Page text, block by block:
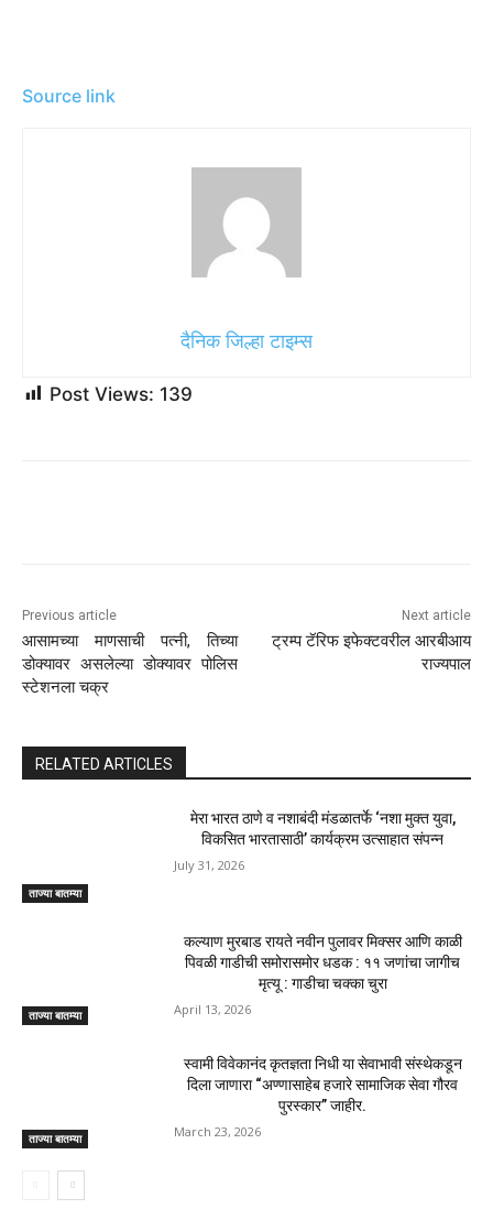
Source link
दैनिक जिल्हा टाइम्स
Post Views: 139
Previous article
आसामच्या माणसाची पत्नी, तिच्या
डोक्यावर असलेल्या डोक्यावर पोलिस
स्टेशनला चक्र
Next article
ट्रम्प टॅरिफ इफेक्टवरील आरबीआय
राज्यपाल
RELATED ARTICLES
ताज्या बातम्या
मेरा भारत ठाणे व नशाबंदी मंडळातर्फे ‘नशा मुक्त युवा,
विकसित भारतासाठी’ कार्यक्रम उत्साहात संपन्न
July 31, 2026
ताज्या बातम्या
कल्याण मुरबाड रायते नवीन पुलावर मिक्सर आणि काळी
पिवळी गाडीची समोरासमोर धडक : ११ जणांचा जागीच
मृत्यू : गाडीचा चक्का चुरा
April 13, 2026
ताज्या बातम्या
स्वामी विवेकानंद कृतज्ञता निधी या सेवाभावी संस्थेकडून
दिला जाणारा “अण्णासाहेब हजारे सामाजिक सेवा गौरव
पुरस्कार” जाहीर.
March 23, 2026